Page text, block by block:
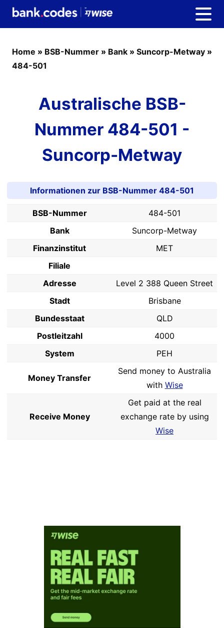
Home » BSB-Nummer » Bank » Suncorp-Metway »
484-501
Australische BSB-
Nummer 484-501 -
Suncorp-Metway
Informationen zur BSB-Nummer 484-501
BSB-Nummer
484-501
Bank
Suncorp-Metway
Finanzinstitut
MET
Filiale
Adresse
Level 2 388 Queen Street
Stadt
Brisbane
Bundesstaat
QLD
Postleitzahl
4000
System
PEH
Money Transfer
Send money to Australia
with Wise
Receive Money
Get paid at the real
exchange rate by using
Wise